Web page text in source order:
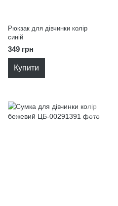
Рюкзак для дівчинки колір
синій
349 грн
Купити